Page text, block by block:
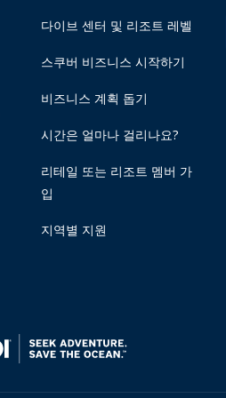
다이브 센터 및 리조트 레벨
스쿠버 비즈니스 시작하기
비즈니스 계획 돕기
시간은 얼마나 걸리나요?
리테일 또는 리조트 멤버 가
입
지역별 지원